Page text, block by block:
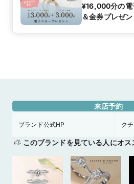
マイナビ限定 来店特典
¥16,000分の電
＆金券プレゼン
来店予約
ブランド公式HP ク
このブランドを見ている人にオス